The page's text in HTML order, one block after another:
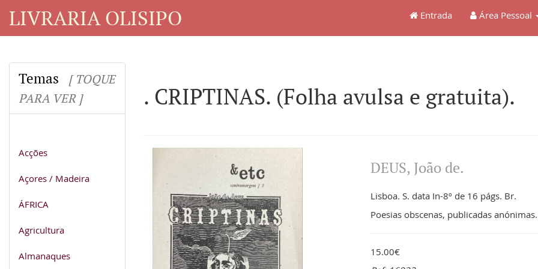
LIVRARIA OLISIPO Entrada Área Pessoal
Temas
[ TOQUE
PARA VER ]
Acções
Açores / Madeira
ÁFRICA
Agricultura
Almanaques
. CRIPTINAS. (Folha avulsa e gratuita).
DEUS, João de.
Lisboa. S. data In-8º de 16 págs. Br.
Poesias obscenas, publicadas anónimas.
15.00€